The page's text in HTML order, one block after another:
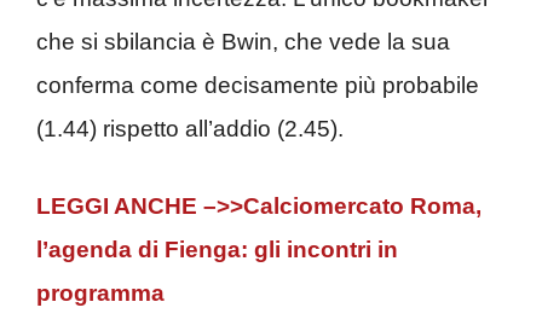
che si sbilancia è Bwin, che vede la sua
conferma come decisamente più probabile
(1.44) rispetto all’addio (2.45).
LEGGI ANCHE –>>Calciomercato Roma,
l’agenda di Fienga: gli incontri in
programma